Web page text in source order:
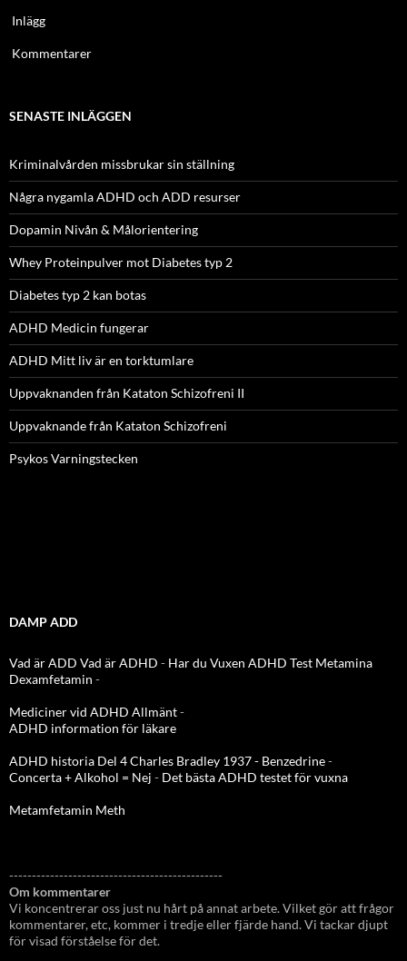
Inlägg
Kommentarer
SENASTE INLÄGGEN
Kriminalvården missbrukar sin ställning
Några nygamla ADHD och ADD resurser
Dopamin Nivån & Målorientering
Whey Proteinpulver mot Diabetes typ 2
Diabetes typ 2 kan botas
ADHD Medicin fungerar
ADHD Mitt liv är en torktumlare
Uppvaknanden från Kataton Schizofreni II
Uppvaknande från Kataton Schizofreni
Psykos Varningstecken
DAMP ADD
Vad är ADD Vad är ADHD - Har du Vuxen ADHD Test Metamina
Dexamfetamin -
Mediciner vid ADHD Allmänt-
ADHD information för läkare
ADHD historia Del 4 Charles Bradley 1937 - Benzedrine-
Concerta + Alkohol = Nej - Det bästa ADHD testet för vuxna
Metamfetamin Meth
-----------------------------------------------
Om kommentarer
Vi koncentrerar oss just nu hårt på annat arbete. Vilket gör att frågor
kommentarer, etc, kommer i tredje eller fjärde hand. Vi tackar djupt
för visad förståelse för det.